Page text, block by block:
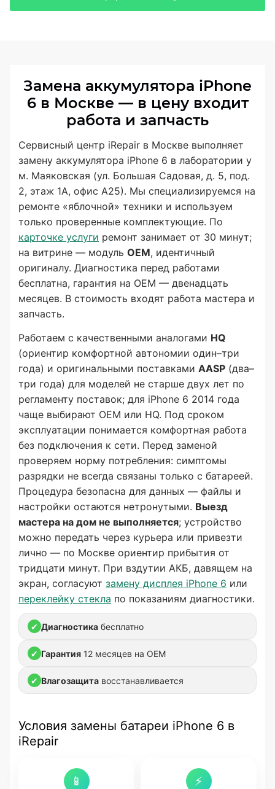
Замена аккумулятора iPhone
6 в Москве — в цену входит
работа и запчасть
Сервисный центр iRepair в Москве выполняет
замену аккумулятора iPhone 6 в лаборатории у
м. Маяковская (ул. Большая Садовая, д. 5, под.
2, этаж 1А, офис А25). Мы специализируемся на
ремонте «яблочной» техники и используем
только проверенные комплектующие. По
карточке услуги ремонт занимает от 30 минут;
на витрине — модуль OEM, идентичный
оригиналу. Диагностика перед работами
бесплатна, гарантия на OEM — двенадцать
месяцев. В стоимость входят работа мастера и
запчасть.
Работаем с качественными аналогами HQ
(ориентир комфортной автономии один–три
года) и оригинальными поставками AASP (два–
три года) для моделей не старше двух лет по
регламенту поставок; для iPhone 6 2014 года
чаще выбирают OEM или HQ. Под сроком
эксплуатации понимается комфортная работа
без подключения к сети. Перед заменой
проверяем норму потребления: симптомы
разрядки не всегда связаны только с батареей.
Процедура безопасна для данных — файлы и
настройки остаются нетронутыми. Выезд
мастера на дом не выполняется; устройство
можно передать через курьера или привезти
лично — по Москве ориентир прибытия от
тридцати минут. При вздутии АКБ, давящем на
экран, согласуют замену дисплея iPhone 6 или
переклейку стекла по показаниям диагностики.
✔ Диагностика бесплатно
✔ Гарантия 12 месяцев на OEM
✔ Влагозащита восстанавливается
Условия замены батареи iPhone 6 в
iRepair
📱 ⚡